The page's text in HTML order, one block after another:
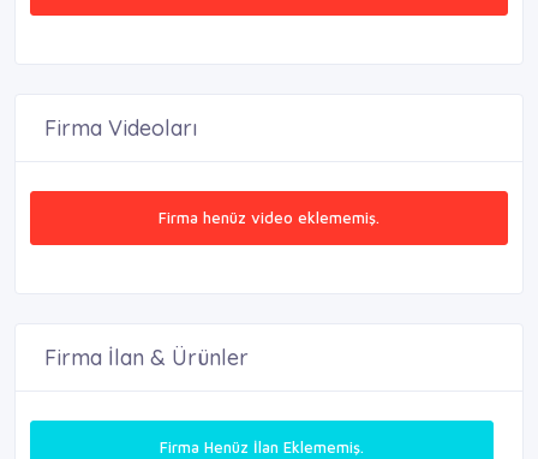
Firma Videoları
Firma henüz video eklememiş.
Firma İlan & Ürünler
Firma Henüz İlan Eklememiş.